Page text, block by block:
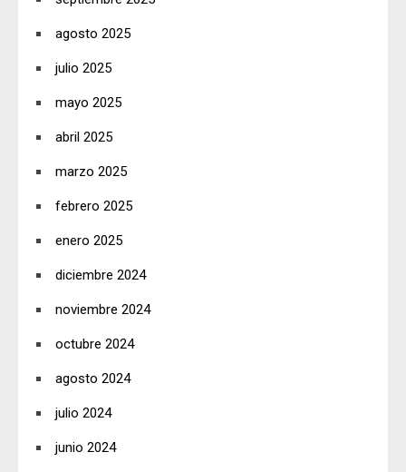
agosto 2025
julio 2025
mayo 2025
abril 2025
marzo 2025
febrero 2025
enero 2025
diciembre 2024
noviembre 2024
octubre 2024
agosto 2024
julio 2024
junio 2024